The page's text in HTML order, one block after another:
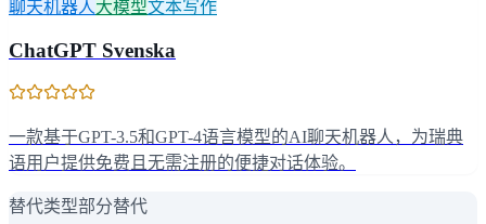
聊天机器人大模型文本写作
ChatGPT Svenska
一款基于GPT-3.5和GPT-4语言模型的AI聊天机器人，为瑞典
语用户提供免费且无需注册的便捷对话体验。
替代类型部分替代